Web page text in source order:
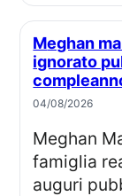
Meghan markle, perché la famiglia reale ha
ignorato
04/08/2026
Meghan Markle compie 45 anni, ma dalla
famiglia
auguri